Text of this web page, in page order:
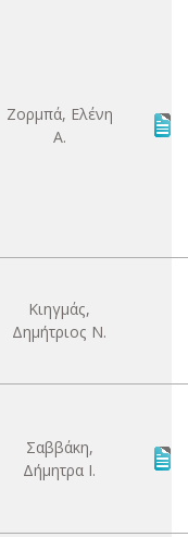
Ζορμπά, Ελένη
Α.
Κιηγμάς,
Δημήτριος Ν.
Σαββάκη,
Δήμητρα Ι.